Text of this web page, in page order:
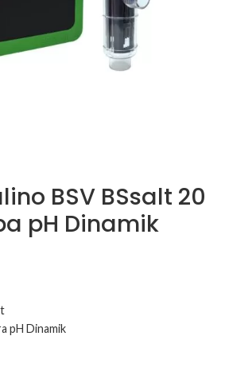
BSV BSsalt 20
pH Dinamik
pH Dinamik